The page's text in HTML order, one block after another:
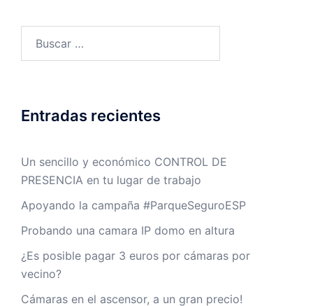
Entradas recientes
Un sencillo y económico CONTROL DE
PRESENCIA en tu lugar de trabajo
Apoyando la campaña #ParqueSeguroESP
Probando una camara IP domo en altura
¿Es posible pagar 3 euros por cámaras por
vecino?
Cámaras en el ascensor, a un gran precio!